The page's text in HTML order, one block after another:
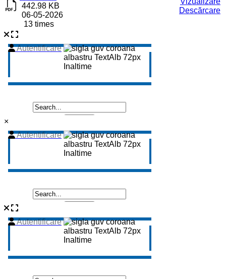
442.98 KB
06-05-2026
13 times
Descărcare
×